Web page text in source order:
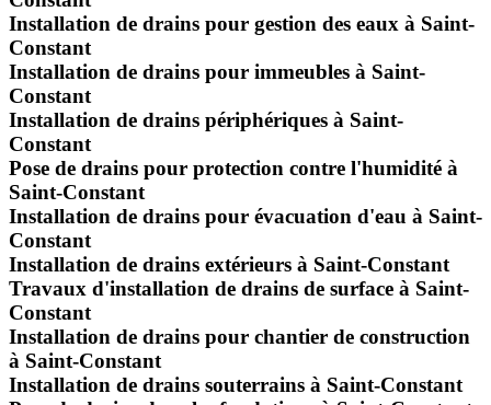
Installation de drains pour gestion des eaux à Saint-
Constant
Installation de drains pour immeubles à Saint-
Constant
Installation de drains périphériques à Saint-
Constant
Pose de drains pour protection contre l'humidité à
Saint-Constant
Installation de drains pour évacuation d'eau à Saint-
Constant
Installation de drains extérieurs à Saint-Constant
Travaux d'installation de drains de surface à Saint-
Constant
Installation de drains pour chantier de construction
à Saint-Constant
Installation de drains souterrains à Saint-Constant